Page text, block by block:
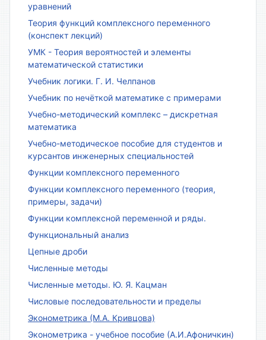
уравнений
Теория функций комплексного переменного
(конспект лекций)
УМК - Теория вероятностей и элементы
математической статистики
Учебник логики. Г. И. Челпанов
Учебник по нечёткой математике с примерами
Учебно-методический комплекс – дискретная
математика
Учебно-методическое пособие для студентов и
курсантов инженерных специальностей
Функции комплексного переменного
Функции комплексного переменного (теория,
примеры, задачи)
Функции комплексной переменной и ряды.
Функциональный анализ
Цепные дроби
Численные методы
Численные методы. Ю. Я. Кацман
Числовые последовательности и пределы
Эконометрика (М.А. Кривцова)
Эконометрика - учебное пособие (А.И.Афоничкин)